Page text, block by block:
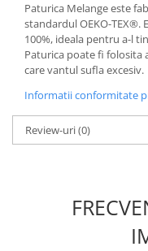
Paturica Melange este
standardul OEKO-TEX®.
100%, ideala pentru a-l
Paturica poate fi folosita
care vantul sufla excesiv.
Informatii conformitate
Review-uri(0)